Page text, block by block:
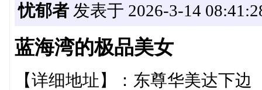
忧郁者发表于 2026-3-14
蓝海湾的极品美女
【详细地址】：东尊华美